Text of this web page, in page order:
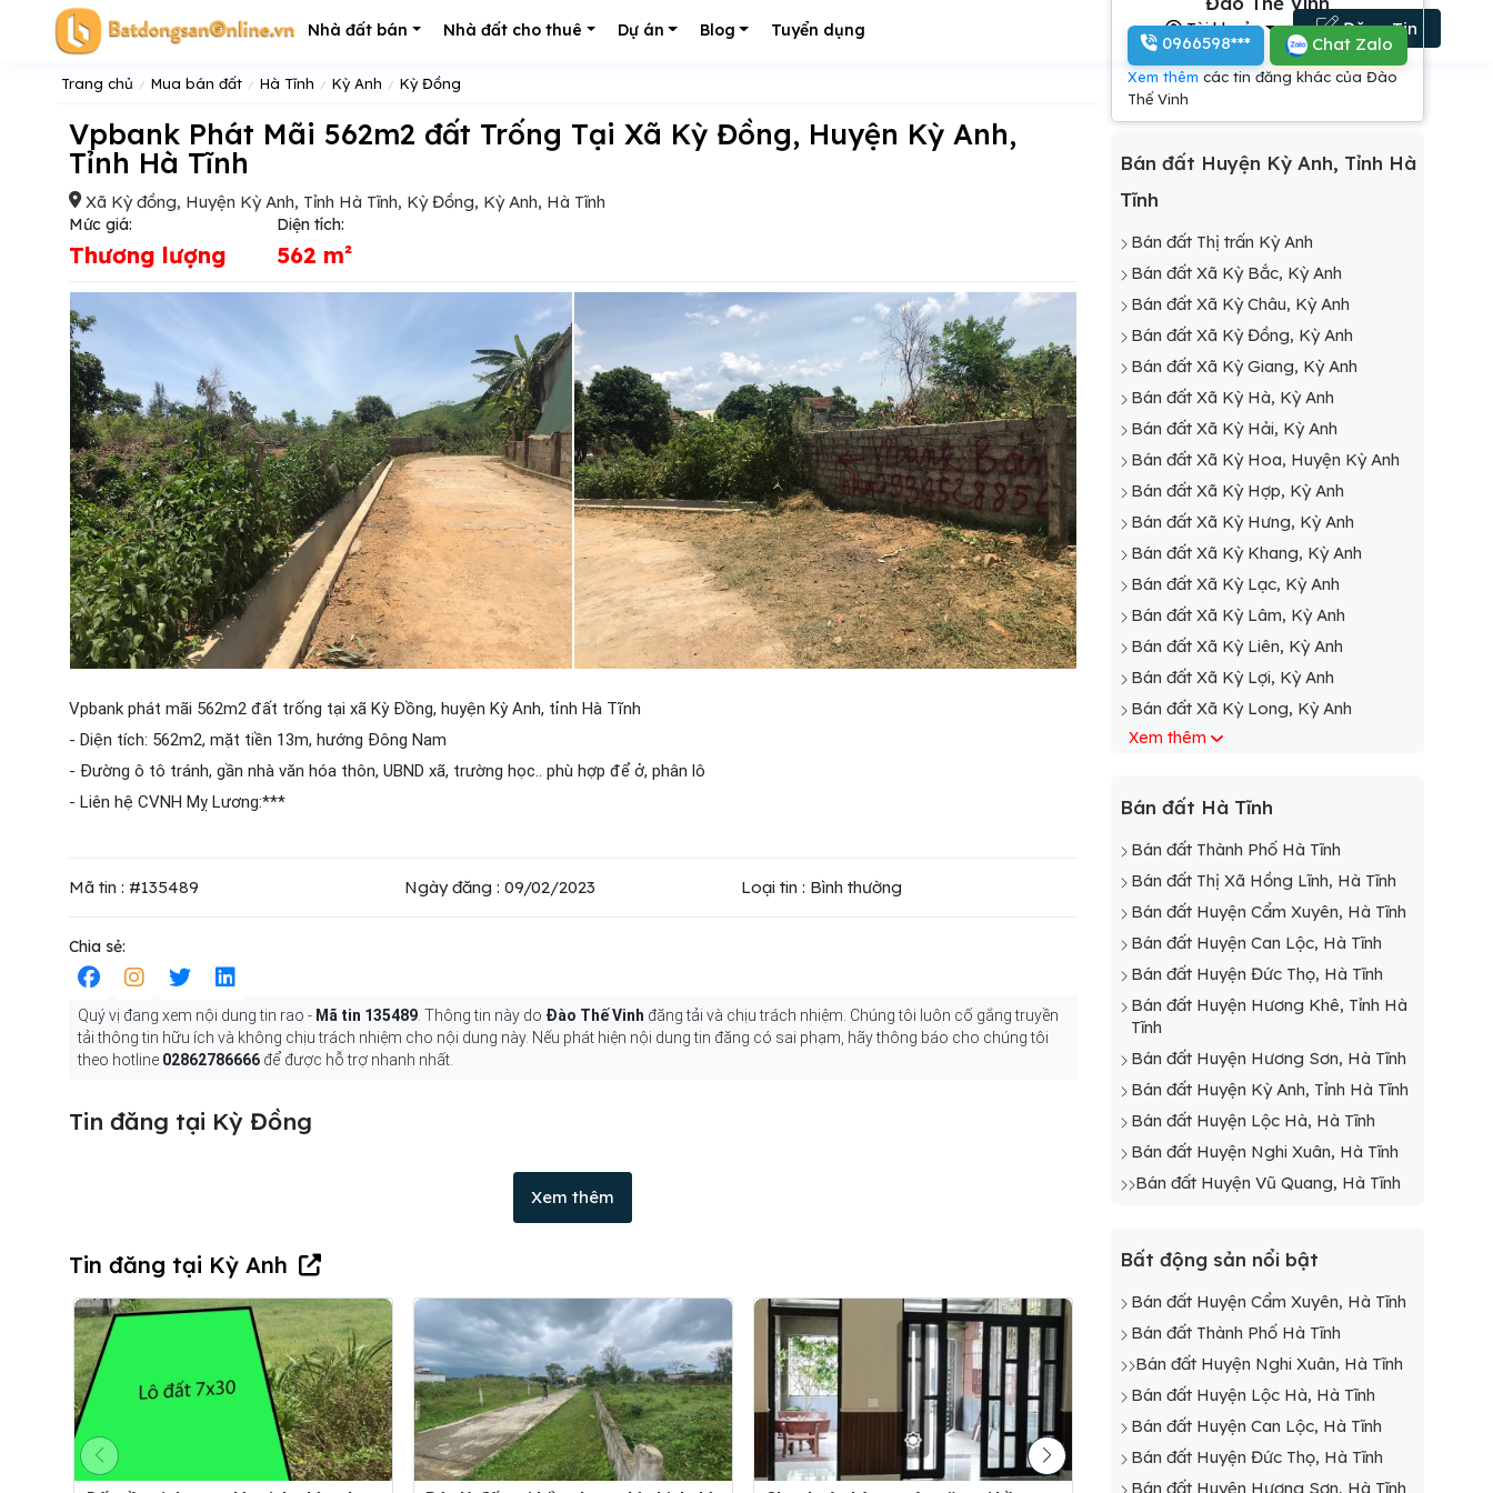
Nhà đất bán Nhà đất cho thuê Dự án Blog Tuyển dụng Đăng Tin
Tài khoản
Trang chủ Mua bán đất Hà Tĩnh Kỳ Anh Kỳ Đồng
Vpbank Phát Mãi 562m2 đất Trống Tại Xã Kỳ Đồng, Huyện Kỳ Anh,
Tỉnh Hà Tĩnh
Xã Kỳ đồng, Huyện Kỳ Anh, Tỉnh Hà Tĩnh, Kỳ Đồng, Kỳ Anh, Hà Tĩnh
Mức giá:
Thương lượng
Diện tích:
562 m²
Vpbank phát mãi 562m2 đất trống tại xã Kỳ Đồng, huyện Kỳ Anh, tỉnh Hà Tĩnh
- Diện tích: 562m2, mặt tiền 13m, hướng Đông Nam
- Đường ô tô tránh, gần nhà văn hóa thôn, UBND xã, trường học.. phù hợp để ở, phân lô
- Liên hệ CVNH Mỵ Lương:***
Mã tin : #135489 Ngày đăng : 09/02/2023 Loại tin : Bình thường
Chia sẻ:
Quý vị đang xem nội dung tin rao - Mã tin 135489 . Thông tin này do Đào Thế Vinh đăng tải và chịu trách nhiệm. Chúng tôi luôn cố gắng truyền
tải thông tin hữu ích và không chịu trách nhiệm cho nội dung này. Nếu phát hiện nội dung tin đăng có sai phạm, hãy thông báo cho chúng tôi
theo hotline 02862786666 để được hỗ trợ nhanh nhất.
Tin đăng tại Kỳ Đồng
Xem thêm
Tin đăng tại Kỳ Anh
0966598*** Chat Zalo
Xem thêmcác tin đăng khác của Đào
Thế Vinh
Bán đất Huyện Kỳ Anh, Tỉnh Hà
Tĩnh
Bán đất Thị trấn Kỳ Anh
Bán đất Xã Kỳ Bắc, Kỳ Anh
Bán đất Xã Kỳ Châu, Kỳ Anh
Bán đất Xã Kỳ Đồng, Kỳ Anh
Bán đất Xã Kỳ Giang, Kỳ Anh
Bán đất Xã Kỳ Hà, Kỳ Anh
Bán đất Xã Kỳ Hải, Kỳ Anh
Bán đất Xã Kỳ Hoa, Huyện Kỳ Anh
Bán đất Xã Kỳ Hợp, Kỳ Anh
Bán đất Xã Kỳ Hưng, Kỳ Anh
Bán đất Xã Kỳ Khang, Kỳ Anh
Bán đất Xã Kỳ Lạc, Kỳ Anh
Bán đất Xã Kỳ Lâm, Kỳ Anh
Bán đất Xã Kỳ Liên, Kỳ Anh
Bán đất Xã Kỳ Lợi, Kỳ Anh
Bán đất Xã Kỳ Long, Kỳ Anh
Bán đất Xã Kỳ Nam, Kỳ Anh
Bán đất Xã Kỳ Phong, Kỳ Anh
Bán đất Xã Kỳ Phương, Kỳ Anh
Bán đất Xã Kỳ Sơn, Kỳ Anh
Bán đất Xã Kỳ Tân, Kỳ Anh
Bán đất Xã Kỳ Tây, Kỳ Anh
Bán đất Xã Kỳ Thịnh, Kỳ Anh
Bán đất Xã Kỳ Thọ, Kỳ Anh
Bán đất Xã Kỳ Thư, Kỳ Anh
Bán đất Xã Kỳ Thượng, Kỳ Anh
Bán đất Xã Kỳ Tiến, Kỳ Anh
Bán đất Xã Kỳ Trinh, Kỳ Anh
Bán đất Xã Kỳ Trung, Kỳ Anh
Xem thêm
Bán đất Hà Tĩnh
Bán đất Thành Phố Hà Tĩnh
Bán đất Thị Xã Hồng Lĩnh, Hà Tĩnh
Bán đất Huyện Cẩm Xuyên, Hà Tĩnh
Bán đất Huyện Can Lộc, Hà Tĩnh
Bán đất Huyện Đức Thọ, Hà Tĩnh
Bán đất Huyện Hương Khê, Tỉnh Hà
Tĩnh
Bán đất Huyện Hương Sơn, Hà Tĩnh
Bán đất Huyện Kỳ Anh, Tỉnh Hà Tĩnh
Bán đất Huyện Lộc Hà, Hà Tĩnh
Bán đất Huyện Nghi Xuân, Hà Tĩnh
Bán đất Huyện Vũ Quang, Hà Tĩnh
Bất động sản nổi bật
Bán đất Huyện Cẩm Xuyên, Hà Tĩnh
Bán đất Thành Phố Hà Tĩnh
Bán đất Huyện Nghi Xuân, Hà Tĩnh
Bán đất Huyện Lộc Hà, Hà Tĩnh
Bán đất Huyện Can Lộc, Hà Tĩnh
Bán đất Huyện Đức Thọ, Hà Tĩnh
Bán đất Huyện Hương Sơn, Hà Tĩnh